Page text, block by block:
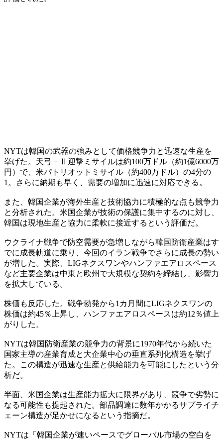
NYTは韓国の武器の強みとして価格競争力と迅速な生産を
挙げた。天弓－Ⅱ迎撃ミサイルは約100万ドル（約1億6000万
円）で、米パトリオットミサイル（約400万ドル）の4分の
1。さらに納期も早く、需要の増加に迅速に対応できる。
また、韓国企業が海外生産と技術協力に積極的な点も競争力
と分析された。米国企業が技術の保護に集中するのに対し、
韓国は現地生産と協力に柔軟に接近するという評価だ。
ウクライナ戦争で防空需要が急増しながら韓国防衛産業はす
でに成長軌道に乗り、今回のイラン戦争でさらに成長の勢い
が増した。実際、LIGネクスワンやハンファエアロスペース
など主要企業は中東と欧州で大規模な契約を締結し、影響力
を拡大している。
株価も反応した。戦争勃発から1カ月間にLIGネクスワンの
株価は約45％上昇し、ハンファエアロスペースは約12％値上
がりした。
NYTは韓国防衛産業の競争力の背景に1970年代から続いた
国家主導の産業育成と大企業中心の垂直系列化構造を挙げ
た。この構造が迅速な生産と供給能力を可能にしたという分
析だ。
半面、米国企業は生産能力拡大に限界があり、競争で劣勢に
なる可能性も提起された。部品調達に数年かかるサプライチ
ェーン構造が足かせになるという指摘だ。
NYTは「韓国企業が速いペースでグローバル市場の空白を